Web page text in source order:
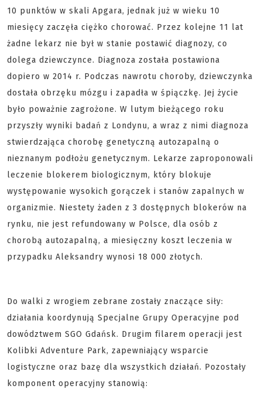
10 punktów w skali Apgara, jednak już w wieku 10
miesięcy zaczęła ciężko chorować. Przez kolejne 11 lat
żadne lekarz nie był w stanie postawić diagnozy, co
dolega dziewczynce. Diagnoza została postawiona
dopiero w 2014 r. Podczas nawrotu choroby, dziewczynka
dostała obrzęku mózgu i zapadła w śpiączkę. Jej życie
było poważnie zagrożone. W lutym bieżącego roku
przyszły wyniki badań z Londynu, a wraz z nimi diagnoza
stwierdzająca chorobę genetyczną autozapalną o
nieznanym podłożu genetycznym. Lekarze zaproponowali
leczenie blokerem biologicznym, który blokuje
występowanie wysokich gorączek i stanów zapalnych w
organizmie. Niestety żaden z 3 dostępnych blokerów na
rynku, nie jest refundowany w Polsce, dla osób z
chorobą autozapalną, a miesięczny koszt leczenia w
przypadku Aleksandry wynosi 18 000 złotych.
Do walki z wrogiem zebrane zostały znaczące siły:
działania koordynują Specjalne Grupy Operacyjne pod
dowództwem SGO Gdańsk. Drugim filarem operacji jest
Kolibki Adventure Park, zapewniający wsparcie
logistyczne oraz bazę dla wszystkich działań. Pozostały
komponent operacyjny stanowią: